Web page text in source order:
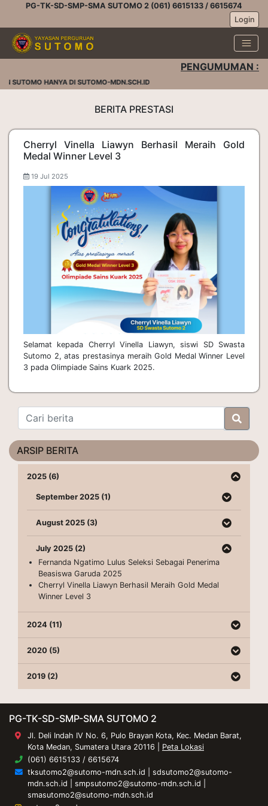
PG-TK-SD-SMP-SMA SUTOMO 2 (061) 6615133 / 6615674
Login
PENGUMUMAN :
SUTOMO HANYA DI SUTOMO-MDN.SCH.ID
BERITA PRESTASI
Cherryl Vinella Liawyn Berhasil Meraih Gold
Medal Winner Level 3
19 Jul 2025
Selamat kepada Cherryl Vinella Liawyn, siswi SD Swasta
Sutomo 2, atas prestasinya meraih Gold Medal Winner Level
3 pada Olimpiade Sains Kuark 2025.
ARSIP BERITA
2025 (6)
September 2025 (1)
August 2025 (3)
July 2025 (2)
Fernanda Ngatimo Lulus Seleksi Sebagai Penerima
Beasiswa Garuda 2025
Cherryl Vinella Liawyn Berhasil Meraih Gold Medal
Winner Level 3
2024 (11)
2020 (5)
2019 (2)
PG-TK-SD-SMP-SMA SUTOMO 2
Jl. Deli Indah IV No. 6, Pulo Brayan Kota, Kec. Medan Barat,
Kota Medan, Sumatera Utara 20116 | Peta Lokasi
(061) 6615133 / 6615674
tksutomo2@sutomo-mdn.sch.id
sdsutomo2@sutomo-
mdn.sch.id
smpsutomo2@sutomo-mdn.sch.id
smasutomo2@sutomo-mdn.sch.id